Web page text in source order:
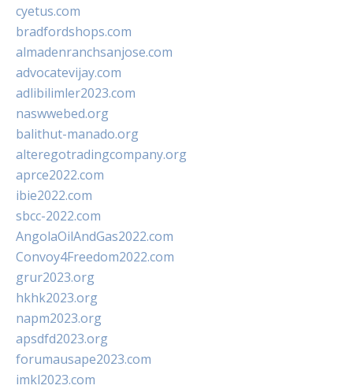
cyetus.com
bradfordshops.com
almadenranchsanjose.com
advocatevijay.com
adlibilimler2023.com
naswwebed.org
balithut-manado.org
alteregotradingcompany.org
aprce2022.com
ibie2022.com
sbcc-2022.com
AngolaOilAndGas2022.com
Convoy4Freedom2022.com
grur2023.org
hkhk2023.org
napm2023.org
apsdfd2023.org
forumausape2023.com
imkl2023.com